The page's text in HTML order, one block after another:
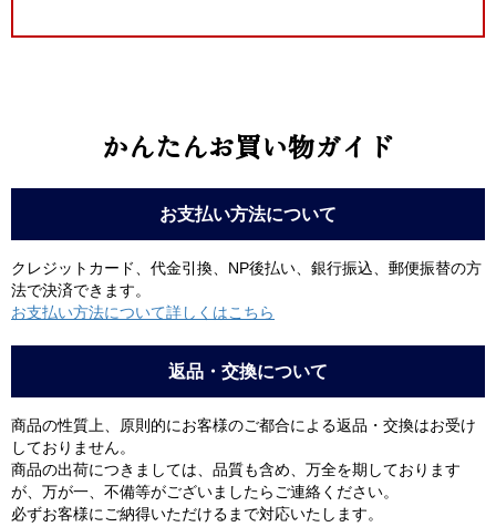
かんたんお買い物ガイド
お支払い方法について
クレジットカード、代金引換、NP後払い、銀行振込、郵便振替の方
法で決済できます。
お支払い方法について詳しくはこちら
返品・交換について
商品の性質上、原則的にお客様のご都合による返品・交換はお受け
しておりません。
商品の出荷につきましては、品質も含め、万全を期しております
が、万が一、不備等がございましたらご連絡ください。
必ずお客様にご納得いただけるまで対応いたします。